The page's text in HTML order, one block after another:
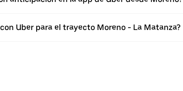
Uber para el trayecto Moreno - La Matanza?